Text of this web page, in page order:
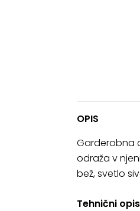
OPIS
Garderobna
odraža v
bež, svetlo
Tehnični